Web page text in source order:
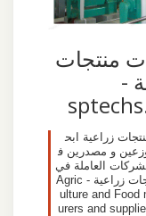
منتجات
-
زراعية ابح
و مصدرين ف
العاملة في
مجال منتجات زراعية - Agric
ulture and Food
urers and